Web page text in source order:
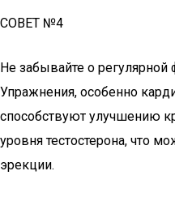
СОВЕТ №4
Не забывайте о регулярной
Упражнения, особенно
способствуют улучшению
уровня тестостерона, что
эрекции.